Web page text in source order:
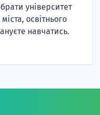
університет
освітнього
навчатись.